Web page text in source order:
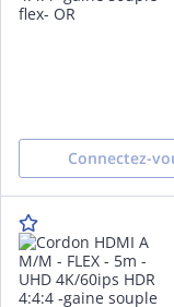
Connectez-